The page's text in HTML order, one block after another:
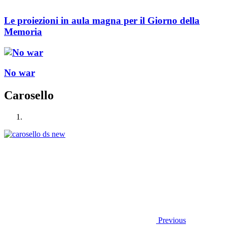
Le proiezioni in aula magna per il Giorno della
Memoria
No war
Carosello
Previous